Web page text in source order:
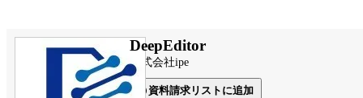
DeepEditor
株式会社ipe
資料請求リストに追加